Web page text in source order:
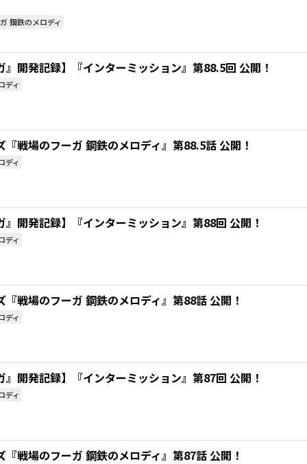
鋼鉄のメロディ
』開発記録】『インターミッション』第88.5回 公開！
ディ
『戦場のフーガ 鋼鉄のメロディ』第88.5話 公開！
ディ
』開発記録】『インターミッション』第88回 公開！
ディ
戦場のフーガ 鋼鉄のメロディ』第88話 公開！
ディ
』開発記録】『インターミッション』第87回 公開！
ディ
戦場のフーガ 鋼鉄のメロディ』第87話 公開！